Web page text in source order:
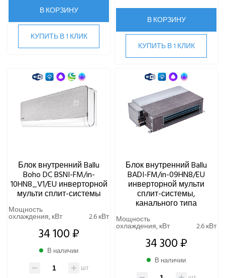
В КОРЗИНУ
КУПИТЬ В 1 КЛИК
В КОРЗИНУ
КУПИТЬ В 1 КЛИК
Блок внутренний Ballu
Boho DC BSNI-FM/in-
10HN8_V1/EU инверторной
мульти сплит-системы
Мощность
охлаждения, кВт 2.6 кВт
34 100 ₽
В наличии
шт
Блок внутренний Ballu
BADI-FM/in-09HN8/EU
инверторной мульти
сплит-системы,
канального типа
Мощность
охлаждения, кВт 2.6 кВт
34 300 ₽
В наличии